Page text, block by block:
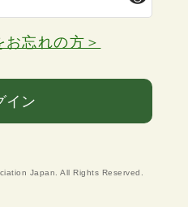
忘れの方＞
イン
Japan. All Rights Reserved.